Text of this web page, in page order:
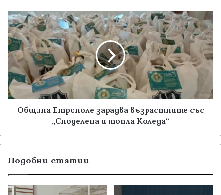
Община Етрополе зарадва възрастните със
„Споделена и топла Коледа“
Подобни статии